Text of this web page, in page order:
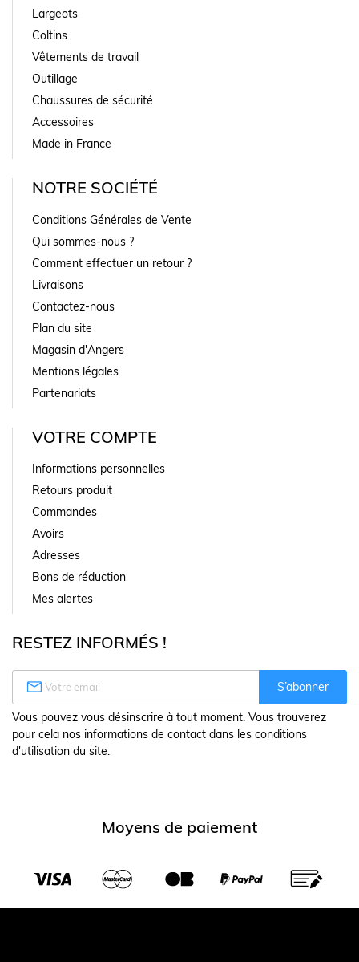
Largeots
Coltins
Vêtements de travail
Outillage
Chaussures de sécurité
Accessoires
Made in France
NOTRE SOCIÉTÉ
Conditions Générales de Vente
Qui sommes-nous ?
Comment effectuer un retour ?
Livraisons
Contactez-nous
Plan du site
Magasin d'Angers
Mentions légales
Partenariats
VOTRE COMPTE
Informations personnelles
Retours produit
Commandes
Avoirs
Adresses
Bons de réduction
Mes alertes
RESTEZ INFORMÉS !
 S’abonner
Vous pouvez vous désinscrire à tout moment. Vous trouverez
pour cela nos informations de contact dans les conditions
d'utilisation du site.
Moyens de paiement